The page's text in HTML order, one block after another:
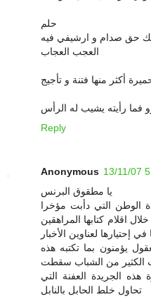
حلم
حق صدام و ارشيفي فيه
العجب العجاب
أكثر منها فتنة و تأجيج
فما رأيته يشيب له الرأس
Reply
Anonymous 13/11/07
يا مطقوق البرنس
الوطن التي دأبت مؤخرا
اقلام كتابها المراهقين
إحتيارها لعناوين الأخبار
يؤمنون بما تكتبه هذه
الكثير من الشباب سقطت
الجريدة العفنة التي
تحاول خلط الحابل بالنابل